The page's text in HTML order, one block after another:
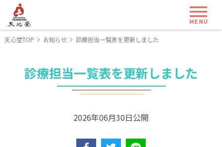
天心堂TOP お知らせ 診療担当一覧表を更新しました
診療担当一覧表を更新しました
2026年06月30日公開